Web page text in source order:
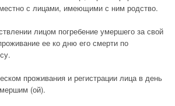
с лицами, имеющими с ним родство.
лицом погребение умершего за свой
ее ко дню его смерти по
проживания и регистрации лица в день
(ой).